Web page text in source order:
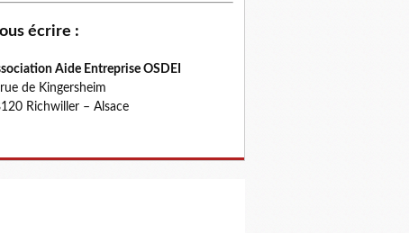
écrire :
Aide Entreprise OSDEI
de Kingersheim
Richwiller – Alsace